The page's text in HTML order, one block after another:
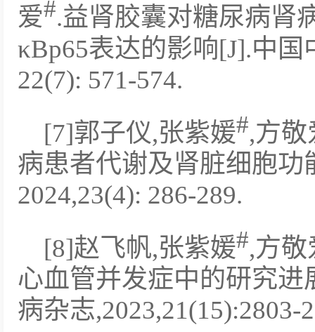
爱#.益肾胶囊对糖尿病肾
κBp65表达的影响[J].中
22(7): 571-574.
[7]郭子仪,张紫媛#,方
病患者代谢及肾脏细胞
2024,23(4): 286-289.
[8]赵飞帆,张紫媛#,方
心血管并发症中的研究
病杂志,2023,21(15):2803-2